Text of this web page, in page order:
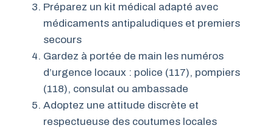
Préparez un kit médical adapté avec
médicaments antipaludiques et premiers
secours
Gardez à portée de main les numéros
d’urgence locaux : police (117), pompiers
(118), consulat ou ambassade
Adoptez une attitude discrète et
respectueuse des coutumes locales